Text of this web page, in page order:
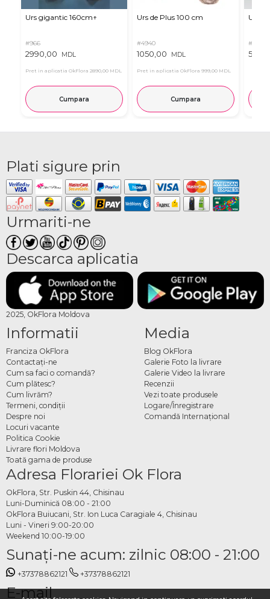
Urs gigantic 160cm↑
#966
2990,00 MDL
Pret in aplicatia OkFlora 2890,00 MDL
Cumpara
Urs de Plus 100 cm
#4940
1050,00 MDL
Pret in aplicatia OkFlora 999,00 MDL
Cumpara
Urs
#11
Plati sigure prin
Urmariti-ne
Descarca aplicatia
2025, OkFlora Moldova
Informatii
Franciza OkFlora
Contactaţi-ne
Cum sa faci o comandă?
Cum plătesc?
Cum livrăm?
Termeni, condiţii
Despre noi
Locuri vacante
Politica Cookie
Livrare flori Moldova
Toată gama de produse
Media
Blog OkFlora
Galerie Foto la livrare
Galerie Video la livrare
Recenzii
Vezi toate produsele
Logare/Înregistrare
Comandă Internațional
Adresa Florariei Ok Flora
OkFlora, Str. Puskin 44, Chisinau
Luni-Duminică 08:00 - 21:00
OkFlora Buiucani, Str. Ion Luca Caragiale 4, Chisinau
Luni - Vineri 9:00-20:00
Weekend 10:00-19:00
Sunaţi-ne acum: zilnic 08:00 - 21:00
+37378862121 +37378862121
E-mail